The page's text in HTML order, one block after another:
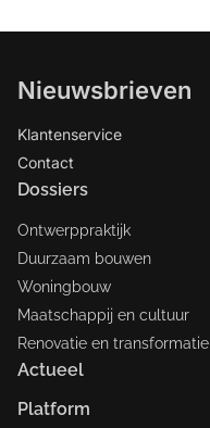
Nieuwsbrieven
Klantenservice
Contact
Dossiers
Ontwerppraktijk
Duurzaam bouwen
Woningbouw
Maatschappij en cultuur
Renovatie en transformatie
Actueel
Platform